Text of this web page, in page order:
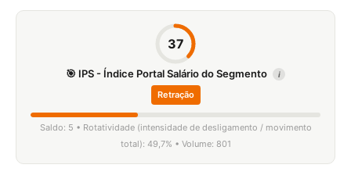
37
🎯 IPS - Índice Portal Salário do Segmento i
Retração
Saldo: 5 • Rotatividade (intensidade de desligamento / movimento
total): 49,7% • Volume: 801